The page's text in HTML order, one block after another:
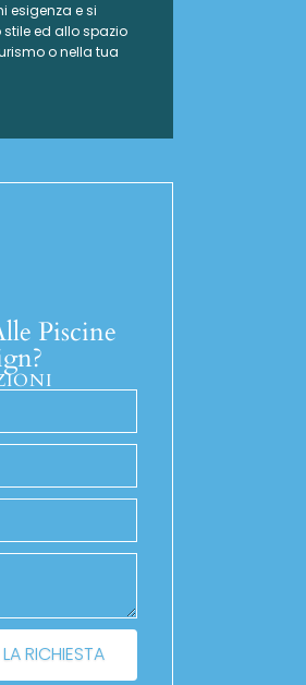
esigenza e si
ed allo spazio
o nella tua
Piscine
RICHIESTA